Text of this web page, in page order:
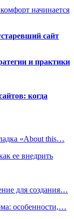
начинается
сайт
и практики
когда
«About this…
ее внедрить
для создания…
особенности,…